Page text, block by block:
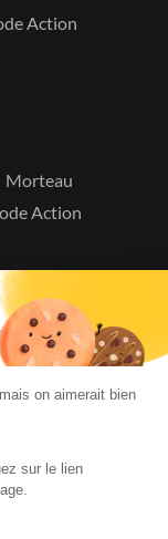
on aimerait bien
sur le lien
Action
Morteau
Action
1125 Y 94392